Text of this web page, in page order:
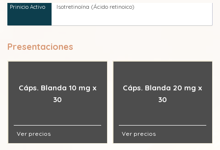
Isotretinoína (Ácido retinoico)
Presentaciones
Cáps. Blanda 10 mg x
30
Ver precios
Cáps. Blanda 20 mg x
30
Ver precios